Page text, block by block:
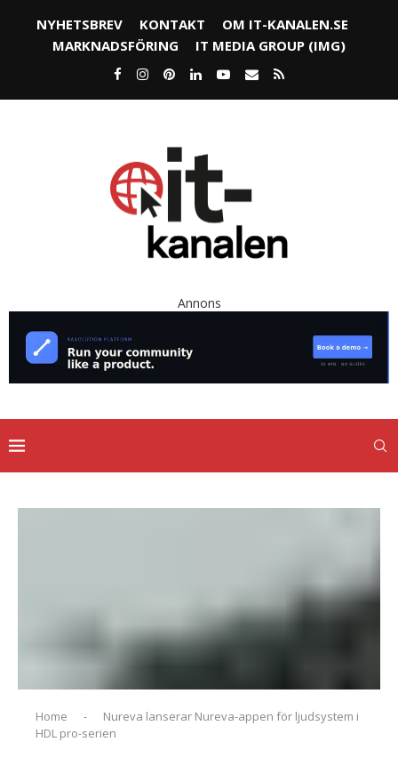
NYHETSBREV KONTAKT
OM IT-KANALEN.SE
MARKNADSFÖRING
IT MEDIA GROUP (IMG)
Annons
Home -
Nureva lanserar Nureva-appen för ljudsystem i
HDL pro-serien